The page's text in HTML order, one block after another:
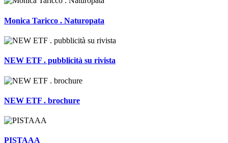
Monica Taricco . Naturopata
NEW ETF . pubblicità su rivista
NEW ETF . brochure
PISTAAA